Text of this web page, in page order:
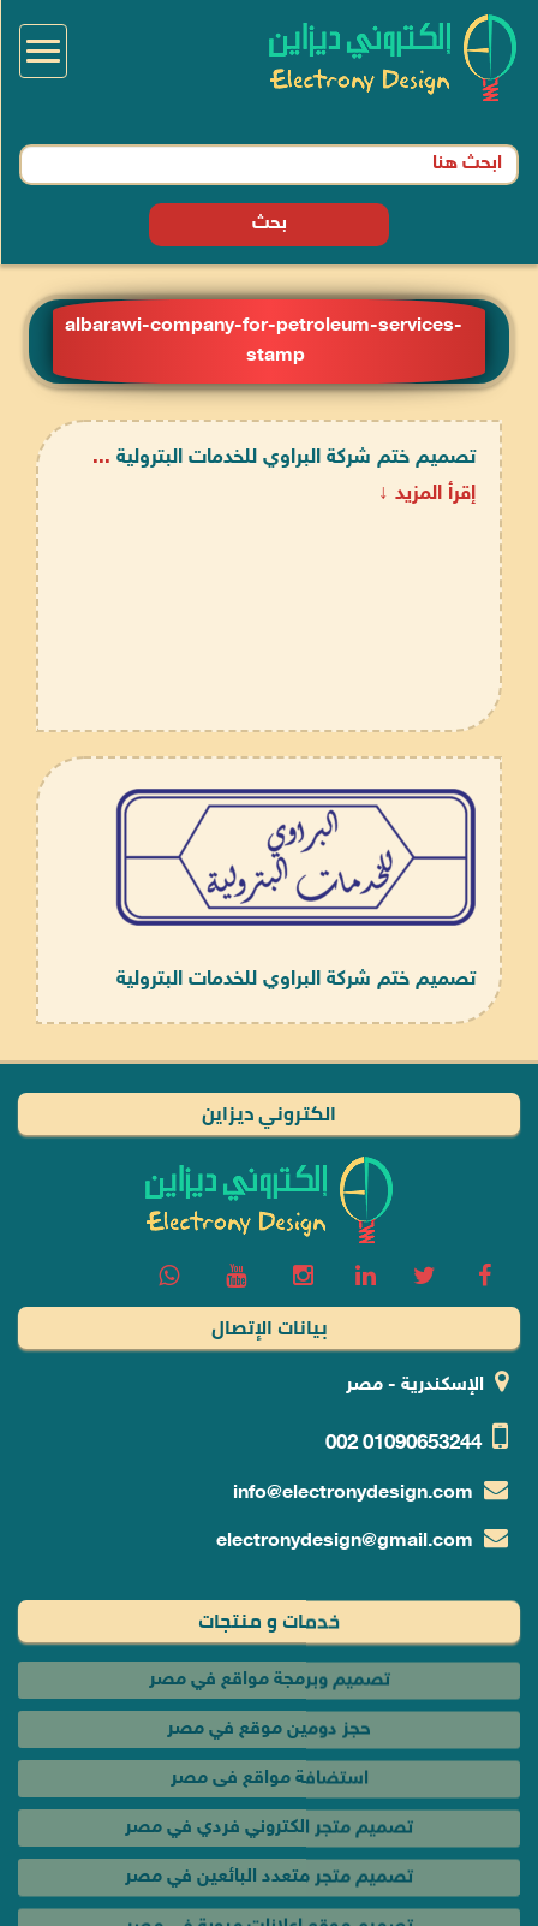
بحث
albarawi-company-for-petroleum-services-
stamp
تصميم ختم شركة البراوي للخدمات البترولية ...
إقرأ المزيد ↓
تصميم ختم شركة البراوي للخدمات البترولية
الكتروني ديزاين
بيانات الإتصال
الإسكندرية - مصر
01090653244
002
info@electronydesign.com
electronydesign@gmail.com
خدمات و منتجات
تصميم وبرمجة مواقع في مصر
حجز دومين موقع في مصر
استضافة مواقع فى مصر
تصميم متجر الكتروني فردي في مصر
تصميم متجر متعدد البائعين في مصر